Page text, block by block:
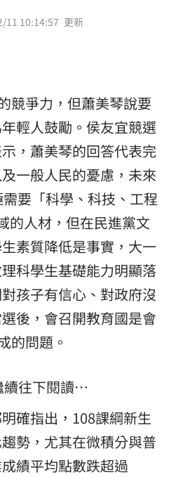
11 10:14:57 更新
競爭力，但蕭美琴說要
輕人鼓勵。侯友宜競選
，蕭美琴的回答代表完
一般人民的憂慮，未來
要「科學、科技、工程
的人材，但在民進黨文
素質降低是事實，大一
科學生基礎能力明顯落
孩子有信心、對政府沒
後，會召開教育國是會
的問題。
續往下閱讀…
確指出，108課綱新生
勢，尤其在微積分與普
績平均點數跌超過